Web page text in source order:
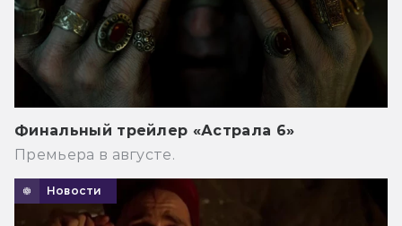
Финальный трейлер «Астрала 6»
Премьера в августе.
Новости